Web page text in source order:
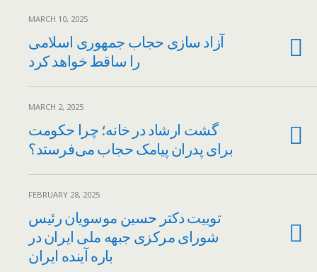
MARCH 10, 2025
آزاد سازی حجاب جمهوری اسلامی
را ساقط خواهد کرد
MARCH 2, 2025
گشت ارشاد در خانه؛ چرا حکومت
برای پدران پیامک حجاب می‌فرستد؟
FEBRUARY 28, 2025
توییت دکتر حسین موسویان رئیس
شورای مرکزی جبهه ملی ایران در
باره آینده ایران